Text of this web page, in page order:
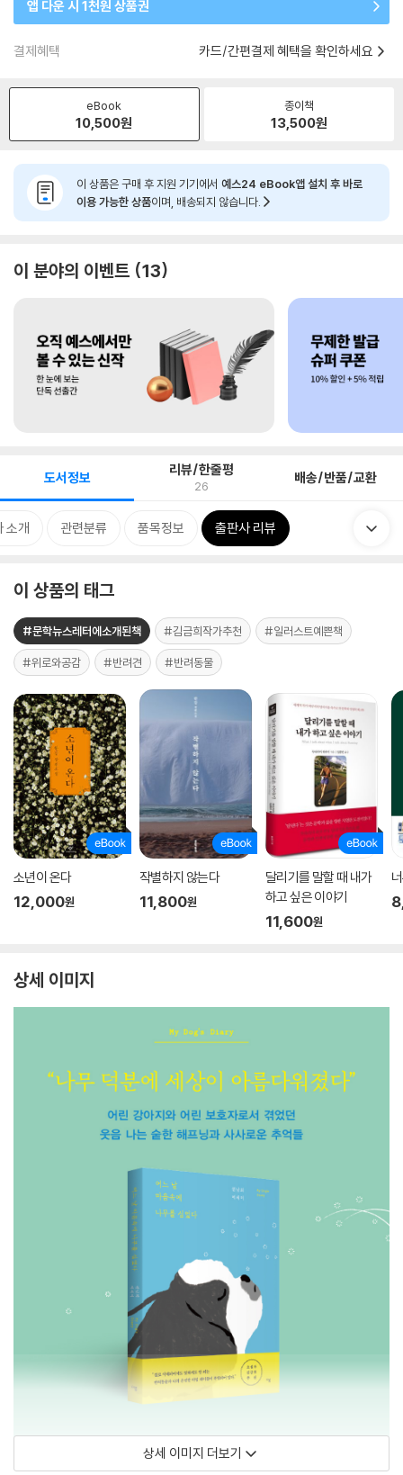
앱 다운 시 1천원 상품권
결제혜택 카드/간편결제 혜택을 확인하세요
eBook
10,500원
종이책
13,500원
이 상품은 구매 후 지원 기기에서 예스24 eBook앱 설치 후 바로
이용 가능한 상품이며, 배송되지 않습니다.
이 분야의 이벤트 13
도서정보 리뷰/한줄평
26 배송/반품/교환
소개 관련분류 품목정보 출판사 리뷰
이 상품의 태그
#문학뉴스레터에소개된책 #김금희작가추천 #일러스트예쁜책
#위로와공감 #반려견 #반려동물
소년이 온다
12,000원
작별하지 않는다
11,800원
달리기를 말할 때 내가
하고 싶은 이야기
11,600원
상세 이미지
상세 이미지 더보기